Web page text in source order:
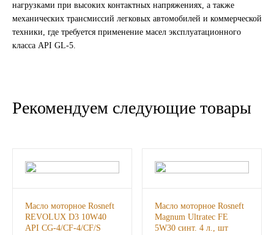
РОСНЕФТЬ
Автозапчасти
КАМАЗ
ПАЗ, КАВЗ
нагрузками при высоких контактных напряжениях, а также
механических трансмиссий легковых автомобилей и коммерческой
техники, где требуется применение масел эксплуатационного
класса API GL-5.
Рекомендуем следующие товары
Масло моторное Rosneft
REVOLUX D3 10W40
API CG-4/CF-4/CF/S
Масло моторное Rosneft
Magnum Ultratec FE
5W30 синт. 4 л., шт